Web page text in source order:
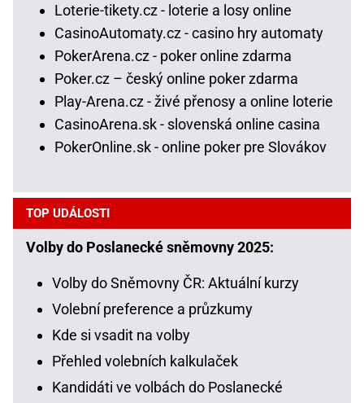
Loterie-tikety.cz - loterie a losy online
CasinoAutomaty.cz - casino hry automaty
PokerArena.cz - poker online zdarma
Poker.cz – český online poker zdarma
Play-Arena.cz - živé přenosy a online loterie
CasinoArena.sk - slovenská online casina
PokerOnline.sk - online poker pre Slovákov
TOP UDÁLOSTI
Volby do Poslanecké sněmovny 2025:
Volby do Sněmovny ČR: Aktuální kurzy
Volební preference a průzkumy
Kde si vsadit na volby
Přehled volebních kalkulaček
Kandidáti ve volbách do Poslanecké